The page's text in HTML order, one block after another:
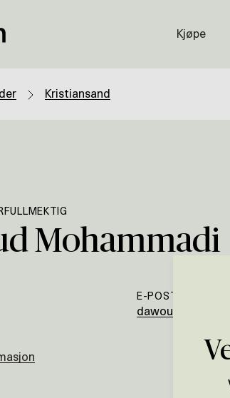
Kjøpe
Kristiansand
Mohammadi
E-POST